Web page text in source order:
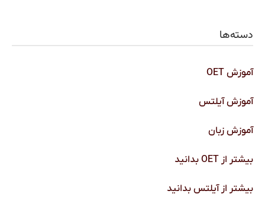
دسته‌ها
آموزش OET
آموزش آیلتس
آموزش زبان
بیشتر از OET بدانید
بیشتر از آیلتس بدانید